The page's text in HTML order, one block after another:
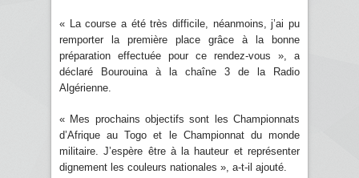
« La course a été très difficile, néanmoins, j’ai pu
remporter la première place grâce à la bonne
préparation effectuée pour ce rendez-vous », a
déclaré Bourouina à la chaîne 3 de la Radio
Algérienne.
« Mes prochains objectifs sont les Championnats
d’Afrique au Togo et le Championnat du monde
militaire. J’espère être à la hauteur et représenter
dignement les couleurs nationales », a-t-il ajouté.